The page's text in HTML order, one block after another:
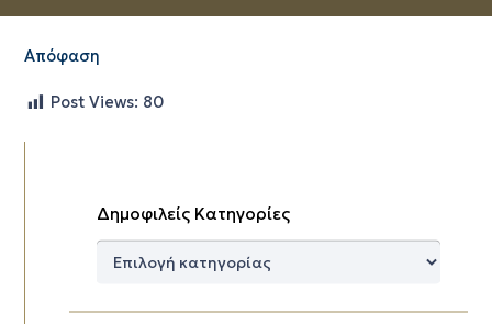
Απόφαση
Post Views: 80
Δημοφιλείς Κατηγορίες
Δημοφιλείς